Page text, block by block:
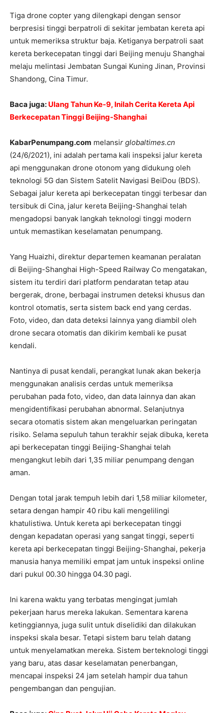
Tiga drone copter yang dilengkapi dengan sensor
berpresisi tinggi berpatroli di sekitar jembatan kereta api
untuk memeriksa struktur baja. Ketiganya berpatroli saat
kereta berkecepatan tinggi dari Beijing menuju Shanghai
melaju melintasi Jembatan Sungai Kuning Jinan, Provinsi
Shandong, Cina Timur.
Baca juga: Ulang Tahun Ke-9, Inilah Cerita Kereta Api
Berkecepatan Tinggi Beijing-Shanghai
KabarPenumpang.com melansir globaltimes.cn
(24/6/2021), ini adalah pertama kali inspeksi jalur kereta
api menggunakan drone otonom yang didukung oleh
teknologi 5G dan Sistem Satelit Navigasi BeiDou (BDS).
Sebagai jalur kereta api berkecepatan tinggi terbesar dan
tersibuk di Cina, jalur kereta Beijing-Shanghai telah
mengadopsi banyak langkah teknologi tinggi modern
untuk memastikan keselamatan penumpang.
Yang Huaizhi, direktur departemen keamanan peralatan
di Beijing-Shanghai High-Speed ​​Railway Co mengatakan,
sistem itu terdiri dari platform pendaratan tetap atau
bergerak, drone, berbagai instrumen deteksi khusus dan
kontrol otomatis, serta sistem back end yang cerdas.
Foto, video, dan data deteksi lainnya yang diambil oleh
drone secara otomatis dan dikirim kembali ke pusat
kendali.
Nantinya di pusat kendali, perangkat lunak akan bekerja
menggunakan analisis cerdas untuk memeriksa
perubahan pada foto, video, dan data lainnya dan akan
mengidentifikasi perubahan abnormal. Selanjutnya
secara otomatis sistem akan mengeluarkan peringatan
risiko. Selama sepuluh tahun terakhir sejak dibuka, kereta
api berkecepatan tinggi Beijing-Shanghai telah
mengangkut lebih dari 1,35 miliar penumpang dengan
aman.
Dengan total jarak tempuh lebih dari 1,58 miliar kilometer,
setara dengan hampir 40 ribu kali mengelilingi
khatulistiwa. Untuk kereta api berkecepatan tinggi
dengan kepadatan operasi yang sangat tinggi, seperti
kereta api berkecepatan tinggi Beijing-Shanghai, pekerja
manusia hanya memiliki empat jam untuk inspeksi online
dari pukul 00.30 hingga 04.30 pagi.
Ini karena waktu yang terbatas mengingat jumlah
pekerjaan harus mereka lakukan. Sementara karena
ketinggiannya, juga sulit untuk diselidiki dan dilakukan
inspeksi skala besar. Tetapi sistem baru telah datang
untuk menyelamatkan mereka. Sistem berteknologi tinggi
yang baru, atas dasar keselamatan penerbangan,
mencapai inspeksi 24 jam setelah hampir dua tahun
pengembangan dan pengujian.